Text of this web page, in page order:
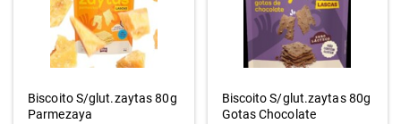
Biscoito S/glut.zaytas 80g
Parmezaya
Biscoito S/glut.zaytas 80g
Gotas Chocolate